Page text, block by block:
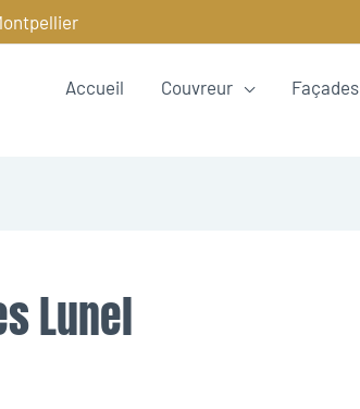
Accueil Couvreur Façades
Lunel